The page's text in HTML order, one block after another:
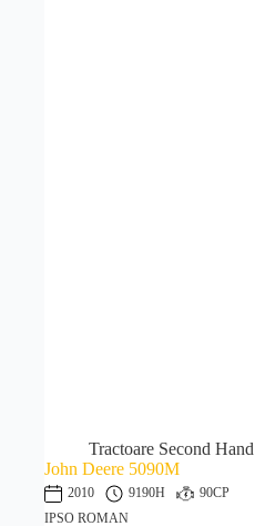
Tractoare Second Hand
John Deere 5090M
2010 9190H
90CP
IPSO ROMAN